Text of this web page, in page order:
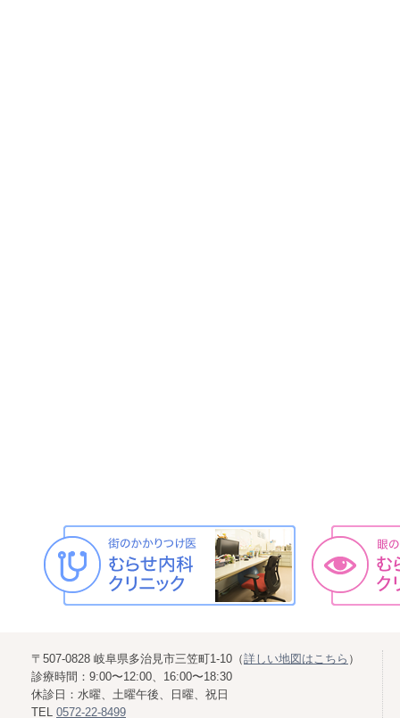
〒507-0828 岐阜県多治見市三笠町1-10（詳しい地図はこちら ）
診療時間：9:00〜12:00、16:00〜18:30
休診日：水曜、土曜午後、日曜、祝日
TEL 0572-22-8499